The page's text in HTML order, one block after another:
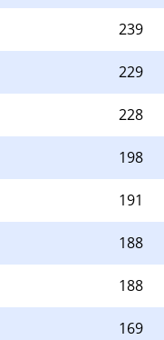
239
229
228
198
191
188
188
169